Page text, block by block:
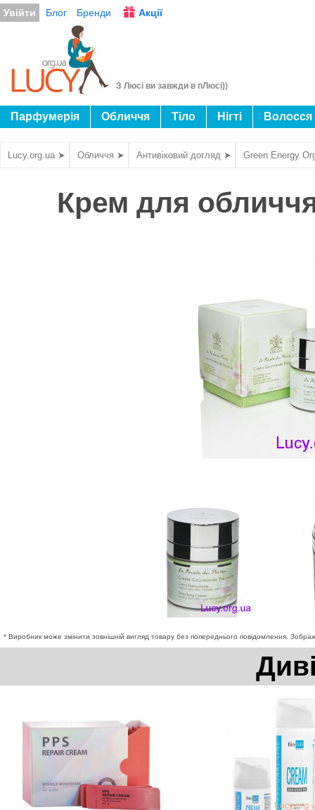
Увійти Блог Бренди Акції
З Люсі ви завжди в пЛюсі))
Парфумерія Обличчя Тіло Нігті Волосся
Lucy.org.ua ➤ Обличчя ➤ Антивіковий догляд ➤ Green Energy
Крем для
* Виробник може змінити зовнішній вигляд товару без попереднього повідомлення.